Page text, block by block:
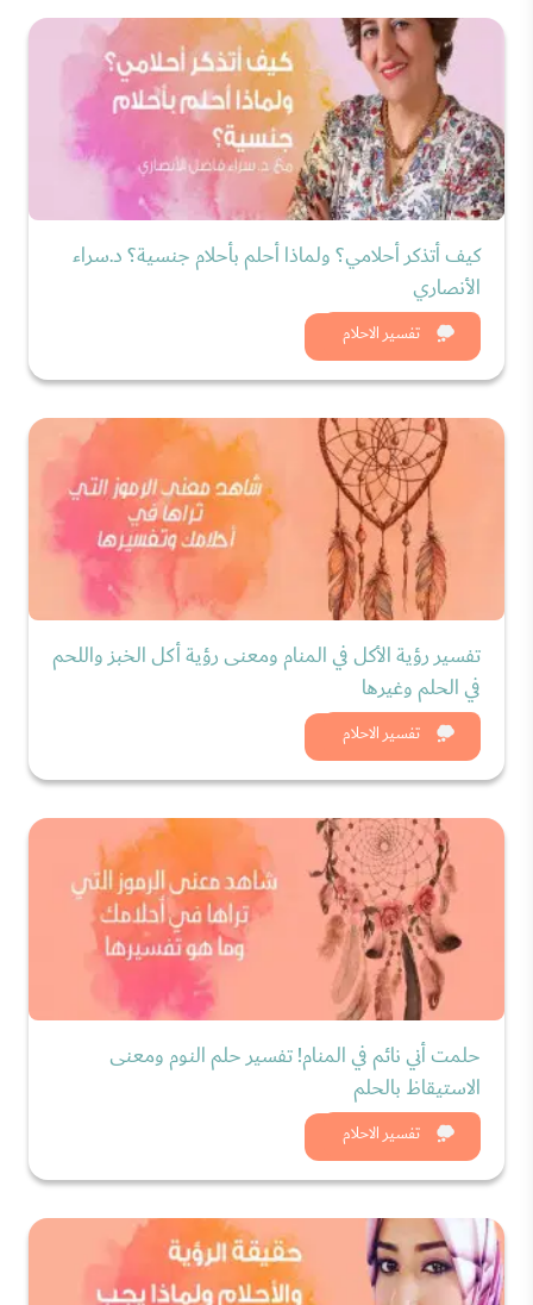
تفسير الاحلام
كيف أتذكر أحلامي؟ ولماذا أحلم بأحلام جنسية؟ د.سراء
الأنصاري
شاهد الان
تفسير الاحلام
تفسير رؤية الأكل في المنام ومعنى رؤية أكل الخبز واللحم
في الحلم وغيرها
شاهد الان
تفسير الاحلام
حلمت أني نائم في المنام! تفسير حلم النوم ومعنى
الاستيقاظ بالحلم
شاهد الان